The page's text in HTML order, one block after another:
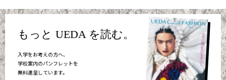
もっと UEDA を読む。
入学をお考えの方へ、
学校案内のパンフレットを
無料進呈しています。